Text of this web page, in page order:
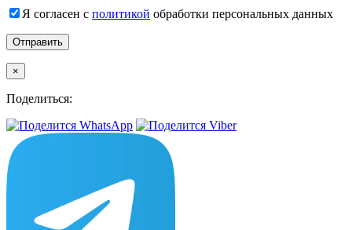
Я согласен с политикой обработки персональных данных
×
Поделиться: